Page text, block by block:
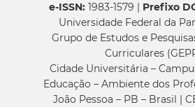
e-ISSN:1983-1579 | Prefixo
Universidade Federal da
Grupo de Estudos e
Curriculares
Cidade Universitária –
Educação – Ambiente dos
João Pessoa – PB – Brasil |